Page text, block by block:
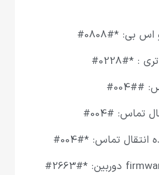
بی: *#0808#
*#0228#
تماس: #004#
تماس: *#004#